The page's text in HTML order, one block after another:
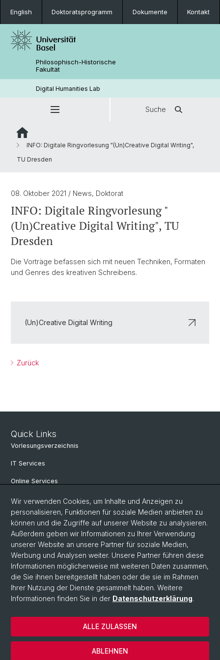
English Doktoratsprogramm Dokumente Kontakt
Philosophisch-Historische
Fakultät
Digital Humanities Lab
Suche
INFO: Digitale Ringvorlesung "(Un)Creative Digital Writing",
TU Dresden
08. Oktober 2021 / News, Doktorat
INFO: Digitale Ringvorlesung "
(Un)Creative Digital Writing", TU
Dresden
Die Vorträge befassen sich mit neuen Techniken, Formaten
und Genres des kreativen Schreibens.
(Un)Creative Digital Writing
Zurück
Quick Links
Vorlesungsverzeichnis
IT Services
Online Services
Personensuche
PhD Programm
Dokumente & Links
News & Events
© Universität Basel
Datenschutzerklärung
Philosophisch-Historische Fakultät
Wir verwenden Cookies, um Inhalte und Anzeigen zu
personalisieren, Funktionen für soziale Medien anbieten zu
können und die Zugriffe auf unserer Website zu analysieren.
Außerdem geben wir Informationen zu Ihrer Verwendung
unserer Website an unsere Partner für soziale Medien,
Werbung und Analysen weiter. Unsere Partner führen diese
Informationen möglicherweise mit weiteren Daten zusammen,
die Sie ihnen bereitgestellt haben oder die sie im Rahmen
Ihrer Nutzung der Dienste gesammelt haben. Weitere
Informationen finden Sie in der Datenschutzerklärung.
ABLEHNEN
ALLE ZULASSEN